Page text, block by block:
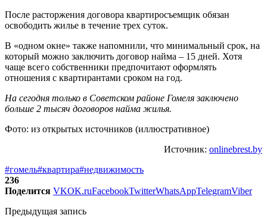
После расторжения договора квартиросъемщик обязан
освободить жилье в течение трех суток.
В «одном окне» также напомнили, что минимальный срок, на
который можно заключить договор найма – 15 дней. Хотя
чаще всего собственники предпочитают оформлять
отношения с квартирантами сроком на год.
На сегодня только в Советском районе Гомеля заключено
больше 2 тысяч договоров найма жилья.
Фото: из открытых источников (иллюстративное)
Источник: onlinebrest.by
#гомель#квартира#недвижимость
236
Поделится VKOK.ruFacebookTwitterWhatsAppTelegramViber
Предыдущая запись